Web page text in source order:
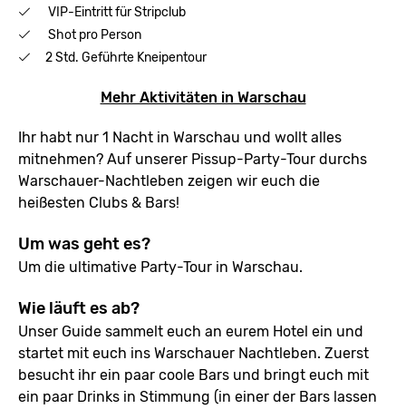
VIP-Eintritt für Stripclub
Shot pro Person
2 Std. Geführte Kneipentour
Mehr Aktivitäten in Warschau
Ihr habt nur 1 Nacht in Warschau und wollt alles
mitnehmen? Auf unserer Pissup-Party-Tour durchs
Warschauer-Nachtleben zeigen wir euch die
heißesten Clubs & Bars!
Um was geht es?
Um die ultimative Party-Tour in Warschau.
Wie läuft es ab?
Unser Guide sammelt euch an eurem Hotel ein und
startet mit euch ins Warschauer Nachtleben. Zuerst
besucht ihr ein paar coole Bars und bringt euch mit
ein paar Drinks in Stimmung (in einer der Bars lassen